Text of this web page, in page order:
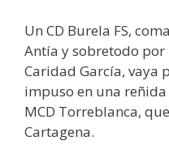
Un CD Burela FS,
Antía y sobretodo
Caridad García, vaya
impuso en una
MCD Torreblanca,
Cartagena.